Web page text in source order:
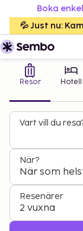
Boka
💦 Just nu:
Resor Hotell
Vart vill du
När?
När som
Resenärer
2 vuxna